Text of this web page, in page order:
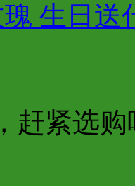
生日送
赶紧选购